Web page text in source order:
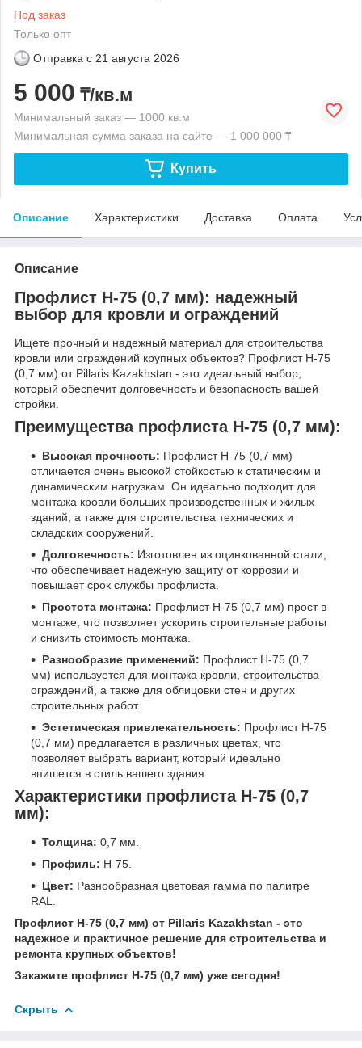
Под заказ
Только опт
Отправка с 21 августа 2026
5 000 ₸/кв.м
Минимальный заказ — 1000 кв.м
Минимальная сумма заказа на сайте — 1 000 000 ₸
Купить
Описание Характеристики Доставка Оплата
Описание
Профлист Н-75 (0,7 мм): надежный
выбор для кровли и ограждений
Ищете прочный и надежный материал для строительства
кровли или ограждений крупных объектов? Профлист Н-75
(0,7 мм) от Pillaris Kazakhstan - это идеальный выбор,
который обеспечит долговечность и безопасность вашей
стройки.
Преимущества профлиста Н-75 (0,7 мм):
Высокая прочность: Профлист Н-75 (0,7 мм)
отличается очень высокой стойкостью к статическим и
динамическим нагрузкам. Он идеально подходит для
монтажа кровли больших производственных и жилых
зданий, а также для строительства технических и
складских сооружений.
Долговечность: Изготовлен из оцинкованной стали,
что обеспечивает надежную защиту от коррозии и
повышает срок службы профлиста.
Простота монтажа: Профлист Н-75 (0,7 мм) прост в
монтаже, что позволяет ускорить строительные работы
и снизить стоимость монтажа.
Разнообразие применений: Профлист Н-75 (0,7
мм) используется для монтажа кровли, строительства
ограждений, а также для облицовки стен и других
строительных работ.
Эстетическая привлекательность: Профлист Н-75
(0,7 мм) предлагается в различных цветах, что
позволяет выбрать вариант, который идеально
впишется в стиль вашего здания.
Характеристики профлиста Н-75 (0,7
мм):
Толщина: 0,7 мм.
Профиль: Н-75.
Цвет: Разнообразная цветовая гамма по палитре
RAL.
Профлист Н-75 (0,7 мм) от Pillaris Kazakhstan - это
надежное и практичное решение для строительства и
ремонта крупных объектов!
Закажите профлист Н-75 (0,7 мм) уже сегодня!
Скрыть